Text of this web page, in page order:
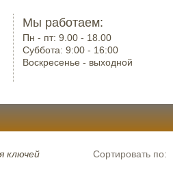
Мы работаем:
Пн - пт:9.00 - 18.00
Суббота:9:00 - 16:00
Воскресенье - выходной
Сортировать по:
ключей